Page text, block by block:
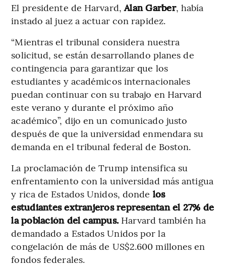
El presidente de Harvard, Alan Garber, había
instado al juez a actuar con rapidez.
“Mientras el tribunal considera nuestra
solicitud, se están desarrollando planes de
contingencia para garantizar que los
estudiantes y académicos internacionales
puedan continuar con su trabajo en Harvard
este verano y durante el próximo año
académico”, dijo en un comunicado justo
después de que la universidad enmendara su
demanda en el tribunal federal de Boston.
La proclamación de Trump intensifica su
enfrentamiento con la universidad más antigua
y rica de Estados Unidos, donde los
estudiantes extranjeros representan el 27% de
la población del campus. Harvard también ha
demandado a Estados Unidos por la
congelación de más de US$2.600 millones en
fondos federales.